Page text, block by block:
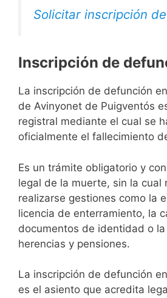
Solicitar inscripción
Inscripción de
La inscripción de defunción
de Avinyonet de Puigventós
registral mediante el cual se
oficialmente el fallecimiento
Es un trámite obligatorio y
legal de la muerte, sin la cual
realizarse gestiones como la
licencia de enterramiento, la
documentos de identidad o
herencias y pensiones.
La inscripción de defunción
es el asiento que acredita